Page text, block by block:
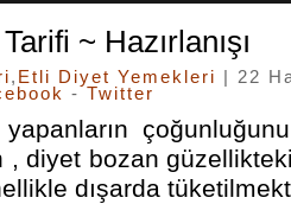
~ Hazırlanışı
, Etli Diyet Yemekleri
| 22
- Twitter
, diyet bozan
dışarda